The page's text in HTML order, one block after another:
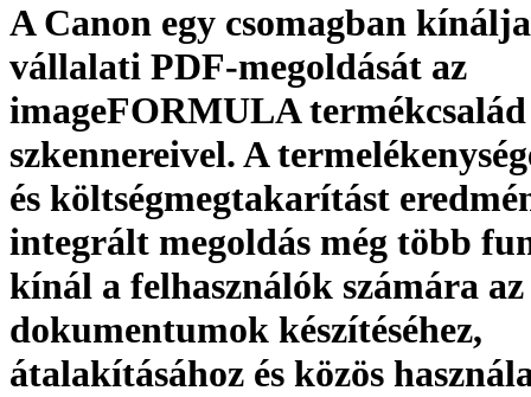
A Canon egy csomagban
vállalati PDF-megoldását az
imageFORMULA termékcsalád
szkennereivel. A
és költségmegtakarítást
integrált megoldás még több
kínál a felhasználók számára
dokumentumok készítéséhez,
átalakításához és közös